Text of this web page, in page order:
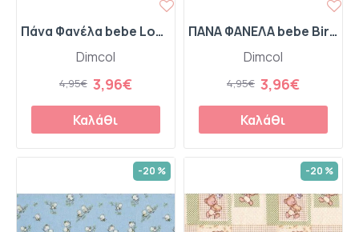
Dimcol
Πάνα Φανέλα bebe Looney Tunes 39 80X80 Pink 100% Cotton Flannel
3,96€
4,95€
Καλάθι
Dimcol
ΠΑΝΑ ΦΑΝΕΛΑ bebe Birds 16 80Χ80 Ecru Flannel cotton 100%
3,96€
4,95€
Καλάθι
-20 % -20 %